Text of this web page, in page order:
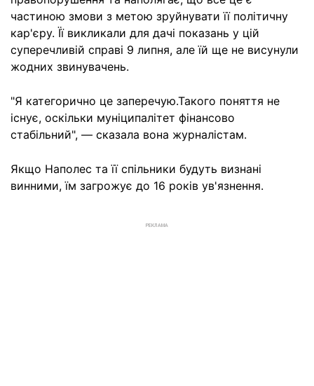
частиною змови з метою зруйнувати її політичну
кар'єру. Її викликали для дачі показань у цій
суперечливій справі 9 липня, але їй ще не висунули
жодних звинувачень.
"Я категорично це заперечую.Такого поняття не
існує, оскільки муніципалітет фінансово
стабільний", — сказала вона журналістам.
Якщо Наполес та її спільники будуть визнані
винними, їм загрожує до 16 років ув'язнення.
РЕКЛАМА